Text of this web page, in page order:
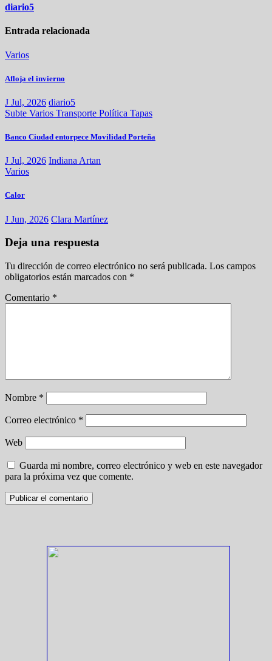
diario5
Entrada relacionada
Varios
Afloja el invierno
J Jul, 2026 diario5
Subte Varios Transporte Política Tapas
Banco Ciudad entorpece Movilidad Porteña
J Jul, 2026 Indiana Artan
Varios
Calor
J Jun, 2026 Clara Martínez
Deja una respuesta
Tu dirección de correo electrónico no será publicada. Los campos
obligatorios están marcados con *
Comentario *
Nombre *
Correo electrónico *
Web
Guarda mi nombre, correo electrónico y web en este navegador
para la próxima vez que comente.